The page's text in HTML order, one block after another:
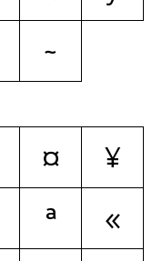
~
¤
¥
ª
«